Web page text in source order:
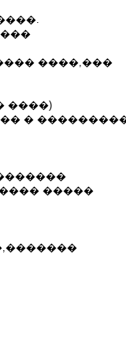
����,���
����)
�
�����